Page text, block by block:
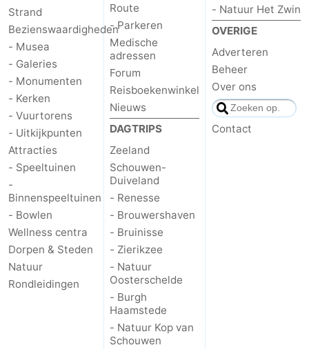
Strand
Bezienswaardigheden
- Musea
- Galeries
- Monumenten
- Kerken
- Vuurtorens
- Uitkijkpunten
Attracties
- Speeltuinen
-
Binnenspeeltuinen
- Bowlen
Wellness centra
Dorpen & Steden
Natuur
Rondleidingen
Route
- Parkeren
Medische
adressen
Forum
Reisboekenwinkel
Nieuws
DAGTRIPS
Zeeland
Schouwen-
Duiveland
- Renesse
- Brouwershaven
- Bruinisse
- Zierikzee
- Natuur
Oosterschelde
- Burgh
Haamstede
- Natuur Kop van
Schouwen
- Natuur Het Zwin
OVERIGE
Adverteren
Beheer
Over ons
Contact